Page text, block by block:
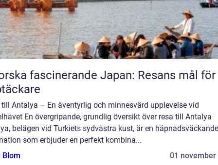
fascinerande Japan: Resans mål för
till Antalya – En äventyrlig och minnesvärd upplevelse vid
En övergripande, grundlig översikt över resa till Antalya
belägen vid Turkiets sydvästra kust, är en häpnadsväckande
som erbjuder en perfekt kombina...
Blom
01 november